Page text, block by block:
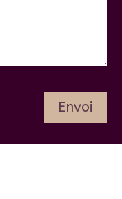
Envoi